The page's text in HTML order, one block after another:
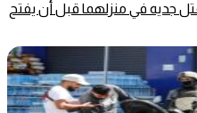
جديه في منزلهما قبل أن يفتح